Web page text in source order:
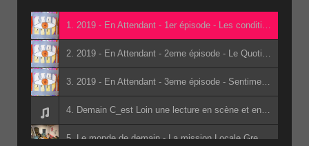
1. 2019 - En Attendant - 1er épisode - Les conditions de détention 2eme passe(1) - Les Détenus de la prison de Varces
2. 2019 - En Attendant - 2eme épisode - Le Quotidien - 2eme passe(1) - Les Détenus de la prison de Varces
3. 2019 - En Attendant - 3eme épisode - Sentiments de révolte et institutions - 2eme passe(1) - Les Détenus de la prison de Varces
4. Demain C_est Loin une lecture en scène et en son adapté du livre de Jacky Schwarzmann par les lycéens d_Edouard Herriot - Jean-Marc Pidoux - Denis Morin - Jacky Schwarzmann - les lycéens d_Edouard Herriot
5. Le monde de demain - La mission Locale Grenoble